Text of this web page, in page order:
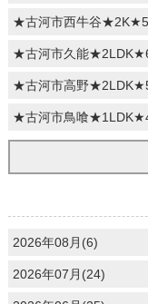
★古河市西牛谷
★古河市久能
★古河市高野
★古河市鳥喰
2026年08月(6)
2026年07月(24)